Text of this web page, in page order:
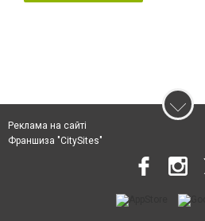
Реклама на сайті
Франшиза "CitySites"